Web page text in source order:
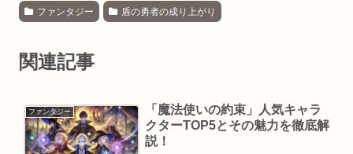
ファンタジー 盾の勇者の成り上がり
関連記事
ファンタジー
「魔法使いの約束」人気キャラ
クターTOP5とその魅力を徹底解
説！